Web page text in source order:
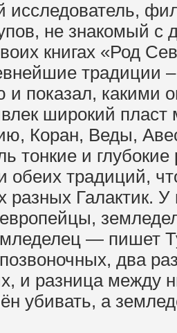
исследователь,
не знакомый
книгах «Род
традиции
и показал, какими
широкий
Коран, Веды,
тонкие и
обеих традиций,
разных Галактик.
— пишет
два
и разница между
убивать, а